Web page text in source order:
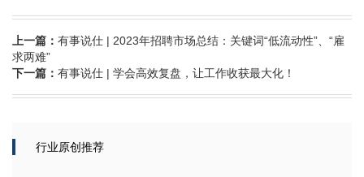
上一篇： 有事说仕 | 2023年招聘市场总结：关键词“低流动性”、“雇
求两难”
下一篇： 有事说仕 | 学会高效复盘，让工作收获最大化！
行业原创推荐